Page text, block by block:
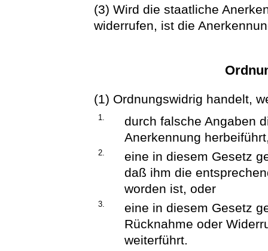
(3) Wird die staatliche
widerrufen, ist die
(1) Ordnungswidrig handelt,
1.
durch falsche Angaben
Anerkennung
2.
eine in diesem Gesetz
daß ihm die
worden ist, oder
3.
eine in diesem Gesetz
Rücknahme oder
weiterführt.